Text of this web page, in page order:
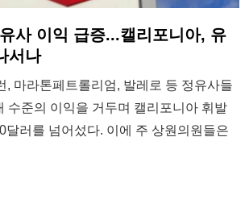
사 이익 급증...캘리포니아, 유
서나
, 마라톤페트롤리엄, 발레로 등 정유사들
수준의 이익을 거두며 캘리포니아 휘발
달러를 넘어섰다. 이에 주 상원의원들은